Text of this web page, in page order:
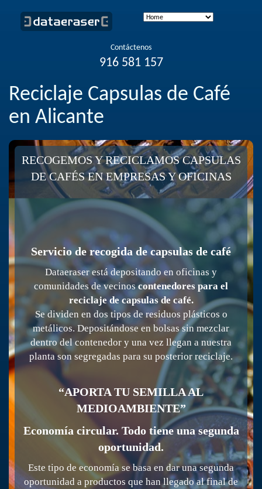
Contáctenos
916 581 157
Reciclaje Capsulas de Café
en Alicante
RECOGEMOS Y RECICLAMOS CAPSULAS
DE CAFÉS EN EMPRESAS Y OFICINAS
¿NO SABES QUE HACER CONTUS
CAPSULAS DE CAFÉ?
Servicio de recogida de capsulas de café
Dataeraser está depositando en oficinas y
comunidades de vecinoscontenedores para el
reciclaje de capsulas de café.
Se dividen en dos tipos de residuos plásticos o
metálicos. Depositándose en bolsas sin mezclar
dentro del contenedor y una vez llegan a nuestra
planta son segregadas para su posterior reciclaje.
“APORTA TU SEMILLA AL
MEDIOAMBIENTE”
Economía circular. Todo tiene una segunda
oportunidad.
Este tipo de economía se basa en dar una segunda
oportunidad a productos que han llegado al final de